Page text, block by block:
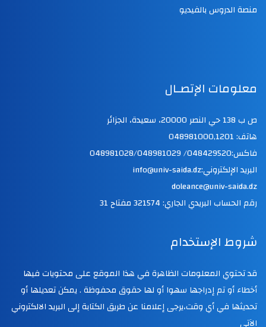
منصة الدروس بالفيديو
معلومات الإتصـال
ص ب 138 حي النصر 20000، سعيدة، الجزائر
هاتف: 048981000,1201
فاكس:048429520/ 048981028/048981029
البريد الإلكتروني:info@univ-saida.dz
doleance@univ-saida.dz
رقم الحساب البريدي الجاري: 321574 مفتاح 31
شروط الإستخدام
قد تحتوي المعلومات الظاهرة في هذا الموقع على محتويات فيها
أخطاء أو تم إدراجها سهوا أو لها حقوق محفوظة . يمكن تعديلها أو
تحديثها في أي وقت،يرجى إعلامنا عن طريق الكتابة إلى البريد الالكتروني
الآتي